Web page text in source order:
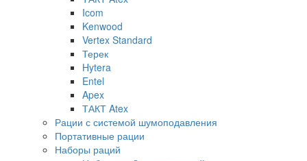
Icom
Kenwood
Vertex Standard
Терек
Hytera
Entel
Apex
ТАКТ Atex
Рации с системой шумоподавления
Портативные рации
Наборы раций